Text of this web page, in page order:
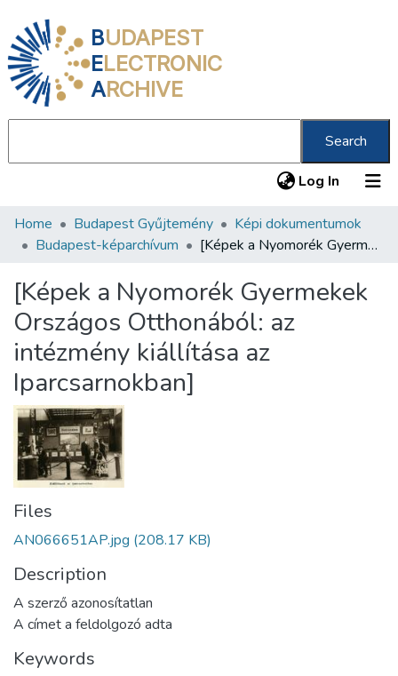
BUDAPEST
ELECTRONIC
ARCHIVE
Search
Log In (current)
Communities & Collections
Statistics
About us
Home Budapest Gyűjtemény
Képi dokumentumok
Budapest-képarchívum
[Képek a Nyomorék Gyermekek Országos Otthonából: az intézmény kiállítása az Iparcsarnokban]
[Képek a Nyomorék Gyermekek
Országos Otthonából: az
intézmény kiállítása az
Iparcsarnokban]
Files
AN066651AP.jpg (208.17 KB)
Description
A szerző azonosítatlan
A címet a feldolgozó adta
Keywords